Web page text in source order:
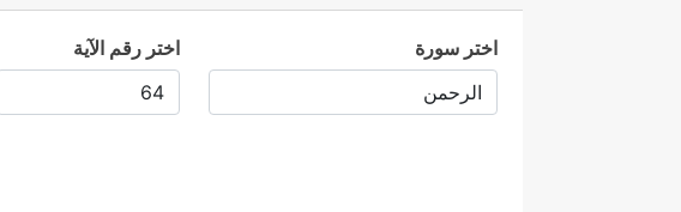
اختر سورة اختر رقم الآية